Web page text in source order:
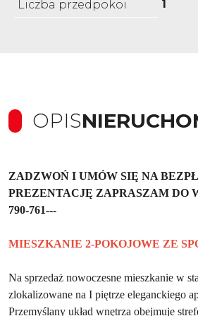
Liczba przedpokoi 1
OPIS
ZADZWOŃ I UMÓW SIĘ NA
PREZENTACJĘ ZAPRASZAM DO
790-761---
MIESZKANIE 2-POKOJOWE ZE
Na sprzedaż nowoczesne mieszkanie w
zlokalizowane na I piętrze eleganckiego
Przemyślany układ wnętrza obejmuje